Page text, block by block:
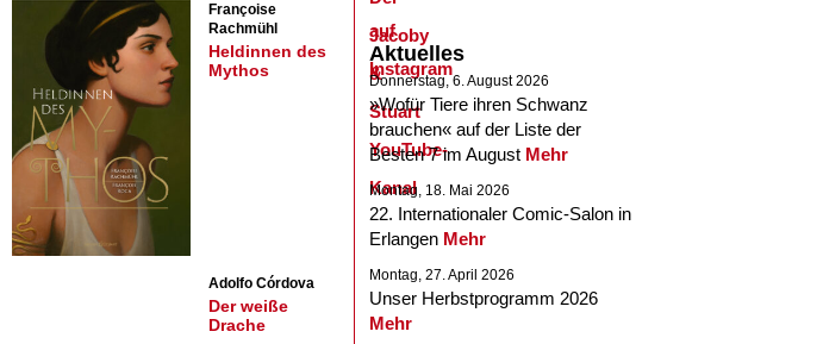
Françoise
Rachmühl
Heldinnen des
Mythos
Adolfo Córdova
Der weiße
Drache
Aktuelles
Donnerstag, 6. August 2026
»Wofür Tiere ihren Schwanz
brauchen« auf der Liste der
Besten 7 im August Mehr
Montag, 18. Mai 2026
22. Internationaler Comic-Salon in
Erlangen Mehr
Montag, 27. April 2026
Unser Herbstprogramm 2026
Mehr